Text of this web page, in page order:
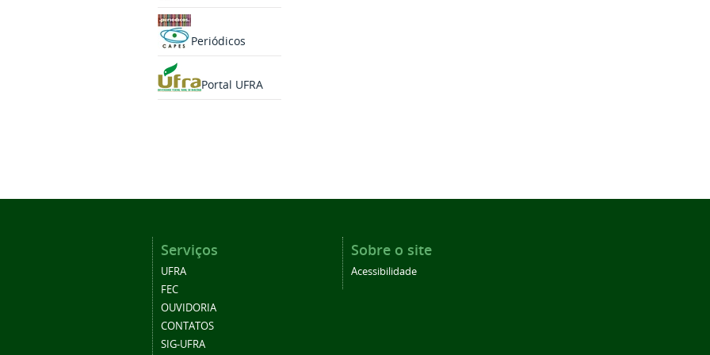
Periódicos
Portal UFRA
Serviços
UFRA
FEC
OUVIDORIA
CONTATOS
SIG-UFRA
Sobre o site
Acessibilidade